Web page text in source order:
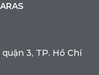
3, TP. Hồ Chí